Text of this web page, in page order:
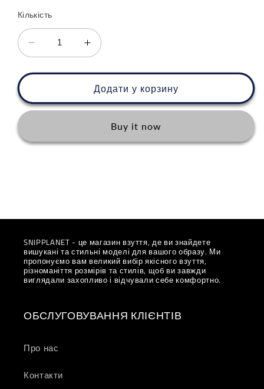
Кількість
Зменшити
кількість
для
Spezial
Handball
Збільшити
кількість
для
Adidas
Spezial
Handball
Додати у корзину
Buy it now
SNIPPLANET - це магазин взуття, де ви знайдете
вишукані та стильні моделі для вашого образу. Ми
пропонуємо вам великий вибір якісного взуття,
різноманіття розмірів та стилів, щоб ви завжди
виглядали захопливо і відчували себе комфортно.
ОБСЛУГОВУВАННЯ КЛІЄНТІВ
Про нас
Контакти